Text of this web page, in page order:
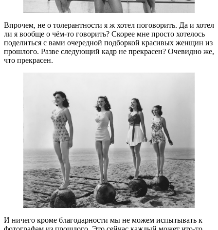
Впрочем, не о толерантности я ж хотел поговорить. Да и хотел
ли я вообще о чём-то говорить? Скорее мне просто хотелось
поделиться с вами очередной подборкой красивых женщин из
прошлого. Разве следующий кадр не прекрасен? Очевидно же,
что прекрасен.
И ничего кроме благодарности мы не можем испытывать к